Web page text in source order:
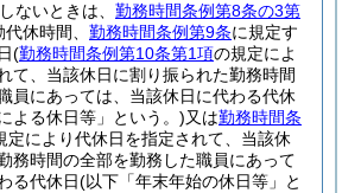
ないときは、 勤務時間条例第8条の3第
休時間、 勤務時間条例第9条に規定す
(勤務時間条例第10条第1項の規定によ
て、当該休日に割り振られた勤務時間
員にあっては、当該休日に代わる代休
よる休日等」という。)又は勤務時間条
定により代休日を指定されて、当該休
務時間の全部を勤務した職員にあって
る代休日(以下「年末年始の休日等」と